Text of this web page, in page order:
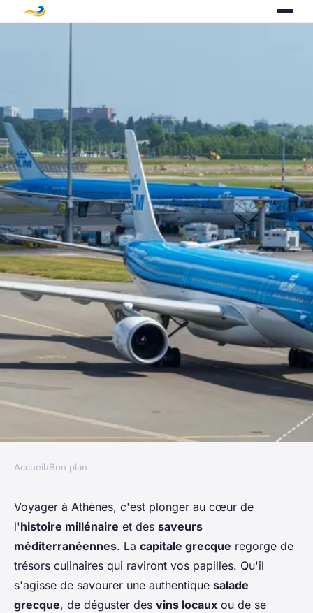
BON PLAN
Où déguster les meilleures
spécialités de la cuisine
grecque à Athènes?
Nina•4 juillet 2024•6 min de lecture
Accueil›Bon plan
Voyager à Athènes, c'est plonger au cœur de
l'histoire millénaire et des saveurs
méditerranéennes. La capitale grecque regorge de
trésors culinaires qui raviront vos papilles. Qu'il
s'agisse de savourer une authentique salade
grecque, de déguster des vins locaux ou de se